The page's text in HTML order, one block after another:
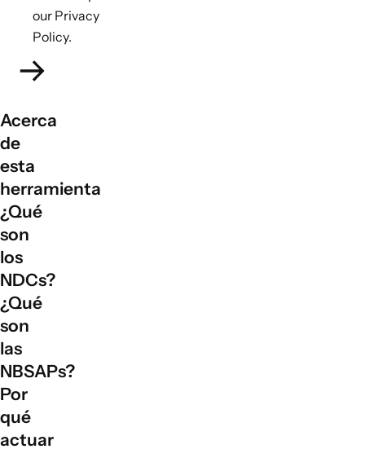
our Privacy
Policy.
Acerca
de
esta
herramienta
¿Qué
son
los
NDCs?
¿Qué
son
las
NBSAPs?
Por
qué
actuar